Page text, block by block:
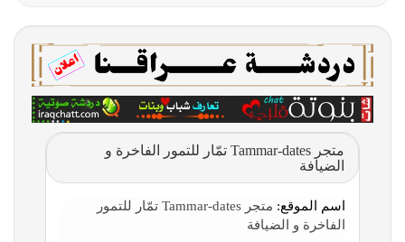
متجر Tammar-dates تمّار للتمور الفاخرة و
الضيافة
اسم الموقع:
متجر Tammar-dates تمّار للتمور
الفاخرة و الضيافة